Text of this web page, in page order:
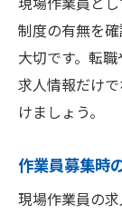
制度の有無を
大切です。転
求人情報だけ
けましょう。
作業員募集時
現場作業員の